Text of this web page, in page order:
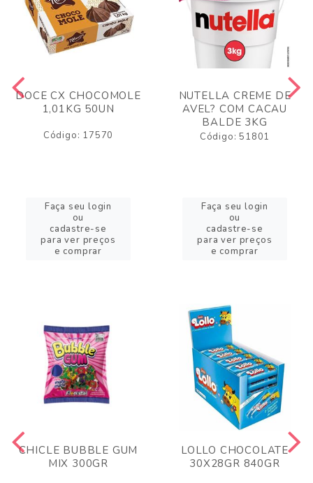
DOCE CX CHOCOMOLE
1,01KG 50UN
Código: 17570
Faça seu login
ou
cadastre-se
para ver preços
e comprar
NUTELLA CREME DE
AVEL? COM CACAU
BALDE 3KG
Código: 51801
Faça seu login
ou
cadastre-se
para ver preços
e comprar
CHICLE BUBBLE GUM
MIX 300GR
LOLLO CHOCOLATE
30X28GR 840GR